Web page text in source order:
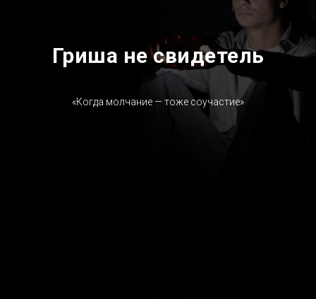
Гриша не свидетель
«Когда молчание — тоже соучастие»